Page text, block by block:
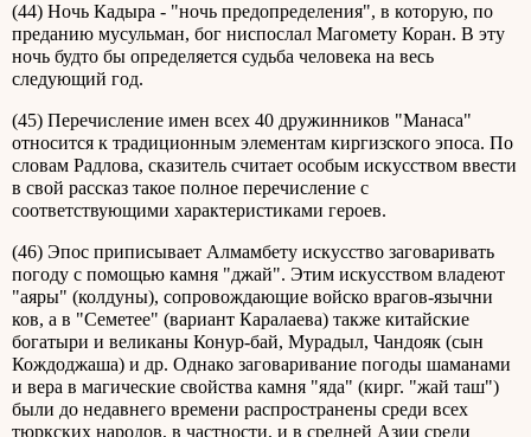
(44) Ночь Кадыра - "ночь предопределения", в которую, по
преданию мусульман, бог ниспослал Магомету Коран. В эту
ночь будто бы определяется судьба человека на весь
следующий год.
(45) Перечисление имен всех 40 дружинников "Манаса"
относится к традиционным элементам киргизского эпоса. По
словам Радлова, сказитель считает особым искусством ввести
в свой рассказ такое полное перечисление с
соответствующими характеристиками героев.
(46) Эпос приписывает Алмамбету искусство заговаривать
погоду с помощью камня "джай". Этим искусством владеют
"аяры" (колдуны), сопровождающие войско врагов-язычни
ков, а в "Семетее" (вариант Каралаева) также китайские
богатыри и великаны Конур-бай, Мурадыл, Чандояк (сын
Кождоджаша) и др. Однако заговаривание погоды шаманами
и вера в магические свойства камня "яда" (кирг. "жай таш")
были до недавнего времени распространены среди всех
тюркских народов, в частности, и в средней Азии среди